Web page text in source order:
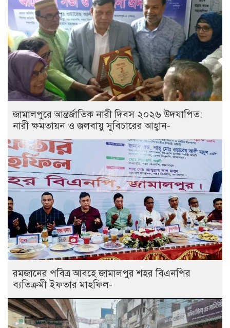
জামালপুরে আন্তর্জাতিক নারী দিবস ২০২৬ উদযাপিত:
নারী ক্ষমতায়ন ও জলবায়ু সুবিচারের আহ্বান-
রমজানের পবিত্র আবহে জামালপুর শহর বিএনপির
ব্যতিক্রমী ইফতার মাহফিল-